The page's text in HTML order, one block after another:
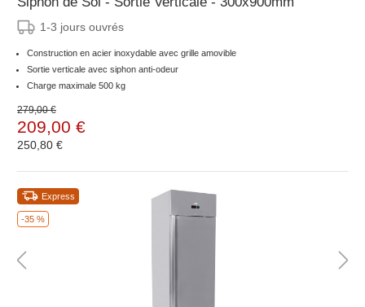
1-3 jours ouvrés
Construction en acier inoxydable avec grille amovible
Sortie verticale avec siphon anti-odeur
Charge maximale 500 kg
279,00 €
209,00 €
250,80 €
-35 %
Express